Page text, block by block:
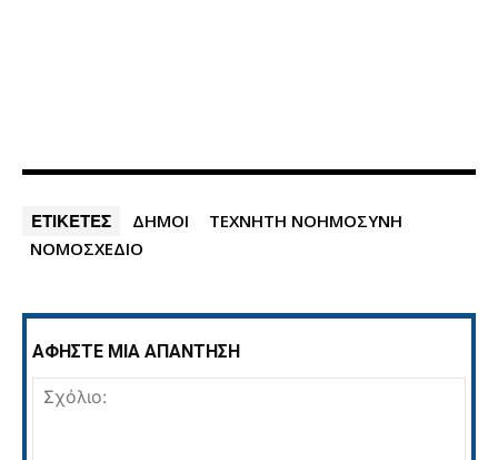
ΕΤΙΚΕΤΕΣ ΔΗΜΟΙ
ΤΕΧΝΗΤΗ ΝΟΗΜΟΣΥΝΗ
ΝΟΜΟΣΧΕΔΙΟ
ΑΦΗΣΤΕ ΜΙΑ ΑΠΑΝΤΗΣΗ